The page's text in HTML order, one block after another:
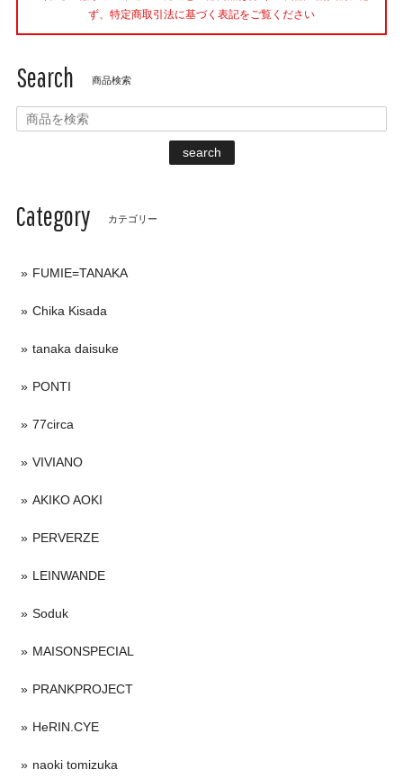
ず、特定商取引法に基づく表記をご覧ください
Search 商品検索
search
Category カテゴリー
FUMIE=TANAKA
Chika Kisada
tanaka daisuke
PONTI
77circa
VIVIANO
AKIKO AOKI
PERVERZE
LEINWANDE
Soduk
MAISONSPECIAL
PRANKPROJECT
HeRIN.CYE
naoki tomizuka